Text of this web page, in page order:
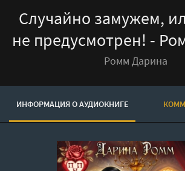
Случайно замужем,
не предусмотрен! -
Ромм Дарина
ИНФОРМАЦИЯ О АУДИОКНИГЕ